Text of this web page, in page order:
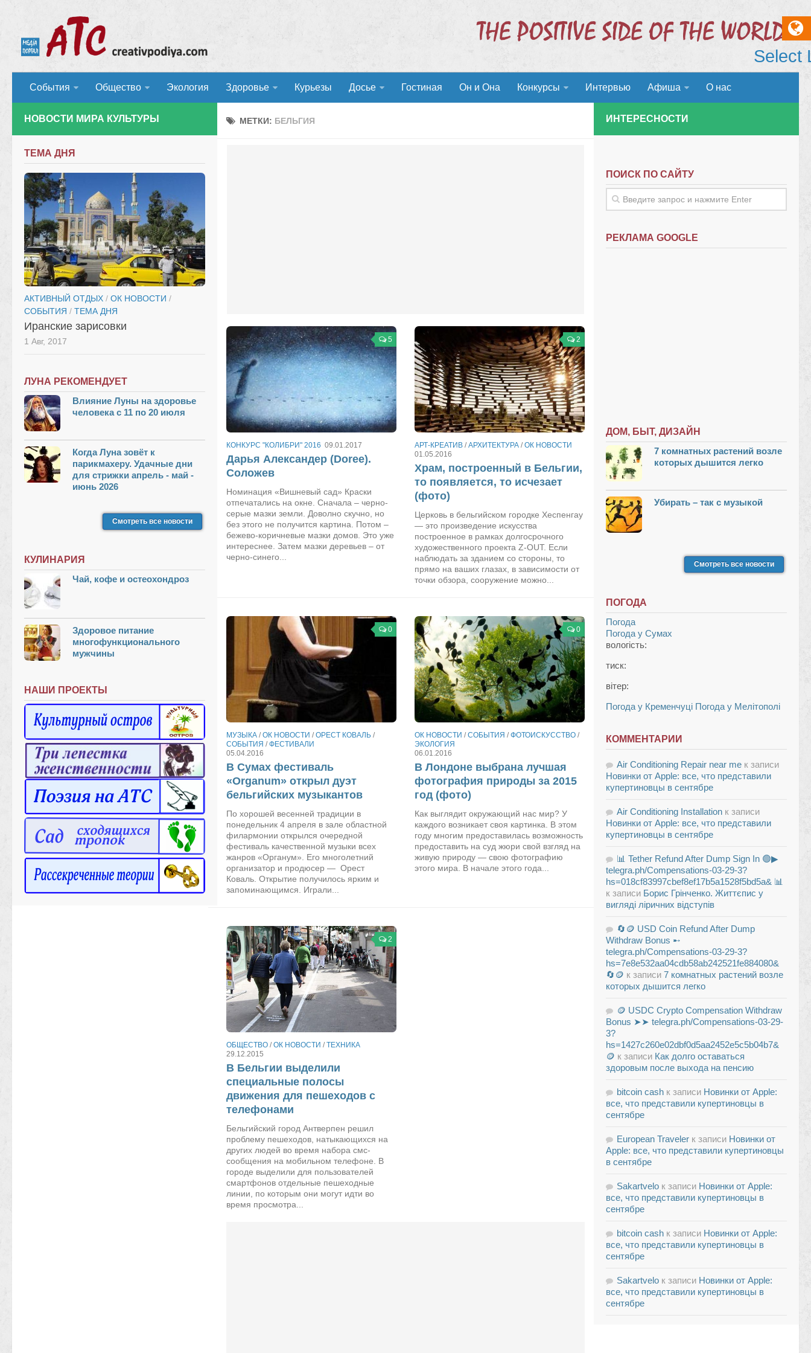
События Общество Экология Здоровье Курьезы Досье Гостиная Он и Она Конкурсы Интервью Афиша О нас
МЕТКИ: БЕЛЬГИЯ
5
КОНКУРС "КОЛИБРИ" 2016 09.01.2017
Дарья Александер (Doree).
Соложев
Номинация «Вишневый сад» Краски
отпечатались на окне. Сначала – черно-
серые мазки земли. Доволно скучно, но
без этого не получится картина. Потом –
бежево-коричневые мазки домов. Это уже
интереснее. Затем мазки деревьев – от
черно-синего...
2
АРТ-КРЕАТИВ /АРХИТЕКТУРА /ОК НОВОСТИ
01.05.2016
Храм, построенный в Бельгии,
то появляется, то исчезает
(фото)
Церковь в бельгийском городке Хеспенгау
— это произведение искусства
построенное в рамках долгосрочного
художественного проекта Z-OUT. Если
наблюдать за зданием со стороны, то
прямо на ваших глазах, в зависимости от
точки обзора, сооружение можно...
0
МУЗЫКА /ОК НОВОСТИ /ОРЕСТ КОВАЛЬ /
СОБЫТИЯ /ФЕСТИВАЛИ
05.04.2016
В Сумах фестиваль
«Organum» открыл дуэт
бельгийских музыкантов
По хорошей весенней традиции в
понедельник 4 апреля в зале областной
филармонии открылся очередной
фестиваль качественной музыки всех
жанров «Органум». Его многолетний
организатор и продюсер — Орест
Коваль. Открытие получилось ярким и
запоминающимся. Играли...
0
ОК НОВОСТИ /СОБЫТИЯ /ФОТОИСКУССТВО /
ЭКОЛОГИЯ
06.01.2016
В Лондоне выбрана лучшая
фотография природы за 2015
год (фото)
Как выглядит окружающий нас мир? У
каждого возникает своя картинка. В этом
году многим предоставилась возможность
предоставить на суд жюри свой взгляд на
живую природу — свою фотографию
этого мира. В начале этого года...
2
ОБЩЕСТВО /ОК НОВОСТИ /ТЕХНИКА
29.12.2015
В Бельгии выделили
специальные полосы
движения для пешеходов с
телефонами
Бельгийский город Антверпен решил
проблему пешеходов, натыкающихся на
других людей во время набора смс-
сообщения на мобильном телефоне. В
городе выделили для пользователей
смартфонов отдельные пешеходные
линии, по которым они могут идти во
время просмотра...
НОВОСТИ МИРА КУЛЬТУРЫ
ТЕМА ДНЯ
АКТИВНЫЙ ОТДЫХ / ОК НОВОСТИ /
СОБЫТИЯ / ТЕМА ДНЯ
Иранские зарисовки
1 Авг, 2017
ЛУНА РЕКОМЕНДУЕТ
Влияние Луны на здоровье
человека с 11 по 20 июля
Когда Луна зовёт к
парикмахеру. Удачные дни
для стрижки апрель - май -
июнь 2026
Смотреть все новости
КУЛИНАРИЯ
Чай, кофе и остеохондроз
Здоровое питание
многофункционального
мужчины
НАШИ ПРОЕКТЫ
ИНТЕРЕСНОСТИ
ПОИСК ПО САЙТУ
РЕКЛАМА GOOGLE
ДОМ, БЫТ, ДИЗАЙН
7 комнатных растений возле
которых дышится легко
Убирать – так с музыкой
Смотреть все новости
ПОГОДА
Погода
Погода у Сумах
вологість:
тиск:
вітер:
Погода у Кременчуці Погода у Мелітополі
КОММЕНТАРИИ
Air Conditioning Repair near me к записи
Новинки от Apple: все, что представили
купертиновцы в сентябре
Air Conditioning Installation к записи
Новинки от Apple: все, что представили
купертиновцы в сентябре
📊 Tether Refund After Dump Sign In 🟢▶
telegra.ph/Compensations-03-29-3?
hs=018cf83997cbef8ef17b5a1528f5bd5a& 📊
к записи Борис Грінченко. Життєпис у
вигляді ліричних відступів
🔄🪙 USD Coin Refund After Dump
Withdraw Bonus ➸
telegra.ph/Compensations-03-29-3?
hs=7e8e532aa04cdb58ab242521fe884080&
🔄🪙 к записи 7 комнатных растений возле
которых дышится легко
🪙 USDC Crypto Compensation Withdraw
Bonus ➤➤ telegra.ph/Compensations-03-29-
3?
hs=1427c260e02dbf0d5aa2452e5c5b04b7&
🪙 к записи Как долго оставаться
здоровым после выхода на пенсию
bitcoin cash к записи Новинки от Apple:
все, что представили купертиновцы в
сентябре
European Traveler к записи Новинки от
Apple: все, что представили купертиновцы
в сентябре
Sakartvelo к записи Новинки от Apple:
все, что представили купертиновцы в
сентябре
bitcoin cash к записи Новинки от Apple:
все, что представили купертиновцы в
сентябре
Sakartvelo к записи Новинки от Apple:
все, что представили купертиновцы в
сентябре
Select